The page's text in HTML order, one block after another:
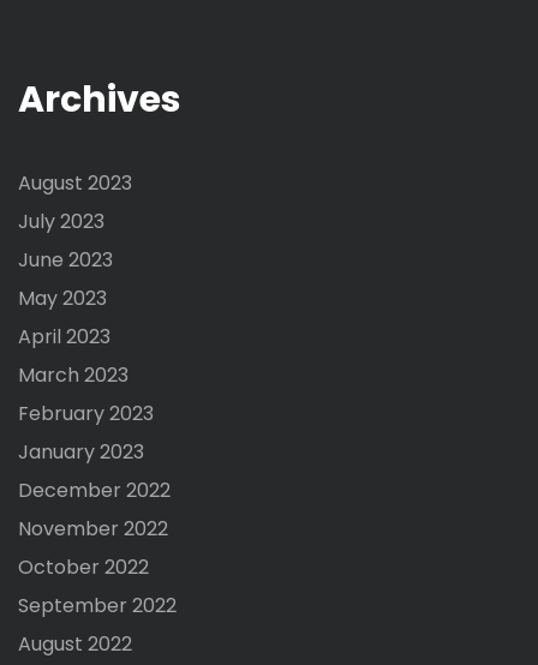
Archives
August 2023
July 2023
June 2023
May 2023
April 2023
March 2023
February 2023
January 2023
December 2022
November 2022
October 2022
September 2022
August 2022